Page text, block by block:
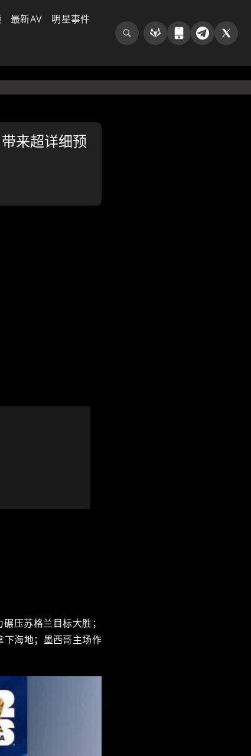
最新AV
明星事件
来超详细预
压苏格兰目标大胜；
下海地；墨西哥主场作